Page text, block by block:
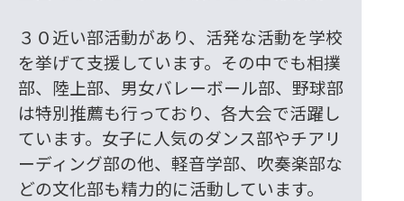
３０近い部活動があり、活発な活動を学校
を挙げて支援しています。その中でも相撲
部、陸上部、男女バレーボール部、野球部
は特別推薦も行っており、各大会で活躍し
ています。女子に人気のダンス部やチアリ
ーディング部の他、軽音学部、吹奏楽部な
どの文化部も精力的に活動しています。